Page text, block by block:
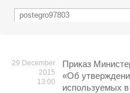
29 December
2015
13:00
Приказ
«Об
используемых